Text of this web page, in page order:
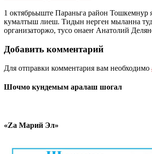
1 октябрьыште Параньга район Тошкемнур
кумалтыш лиеш. Тидын нерген мыланна
организаторжо, тусо онаеҥ Анатолий
Добавить комментарий
Для отправки комментария вам необходимо
Шочмо кундемым аралаш шогал
«Zа Марий Эл»